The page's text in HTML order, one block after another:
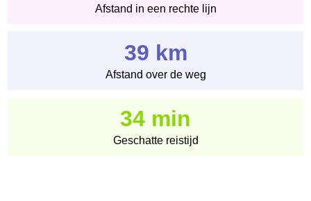
Afstand in een rechte lijn
39 km
Afstand over de weg
34 min
Geschatte reistijd